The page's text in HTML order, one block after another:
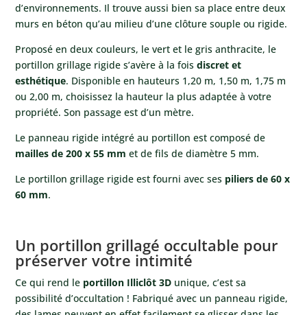
d’environnements. Il trouve aussi bien sa place entre deux
murs en béton qu’au milieu d’une clôture souple ou rigide.
Proposé en deux couleurs, le vert et le gris anthracite, le
portillon grillage rigide s’avère à la foisdiscret et
esthétique. Disponible en hauteurs 1,20 m, 1,50 m, 1,75 m
ou 2,00 m, choisissez la hauteur la plus adaptée à votre
propriété. Son passage est d’un mètre.
Le panneau rigide intégré au portillon est composé de
mailles de 200 x 55 mm et de fils de diamètre 5 mm.
Le portillon grillage rigide est fourni avec ses piliers de 60 x
60 mm.
Un portillon grillagé occultable pour
préserver votre intimité
Ce qui rend le portillon Illiclôt 3D unique, c’est sa
possibilité d’occultation ! Fabriqué avec un panneau rigide,